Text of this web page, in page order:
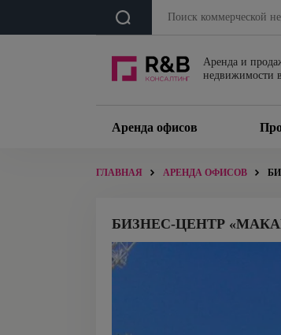
Аренда и
недвижимости
Аренда офисов
ГЛАВНАЯ АРЕНДА ОФИСОВ
БИЗНЕС-ЦЕНТР